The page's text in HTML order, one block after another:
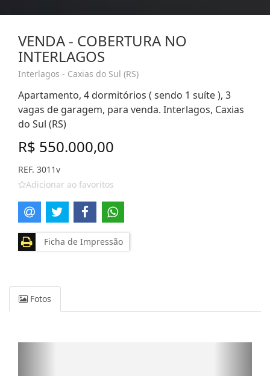
VENDA - COBERTURA NO
INTERLAGOS
Interlagos - Caxias do Sul (RS)
Apartamento, 4 dormitórios ( sendo 1 suíte ), 3
vagas de garagem, para venda. Interlagos, Caxias
do Sul (RS)
R$ 550.000,00
REF. 3011v
Adicionar ao favoritos
Ficha de Impressão
Fotos